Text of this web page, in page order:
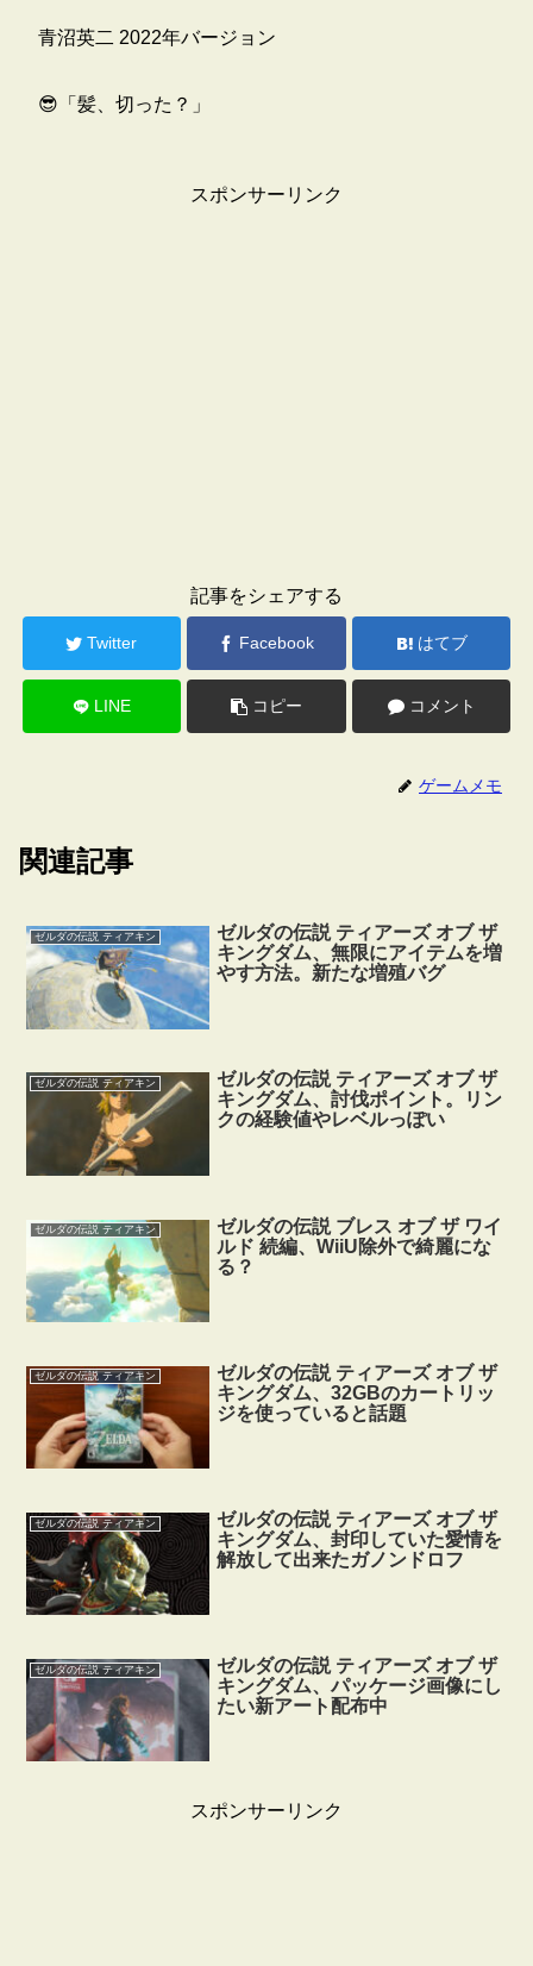
青沼英二 2022年バージョン
😎「髪、切った？」
スポンサーリンク
記事をシェアする
Twitter Facebook はてブ
LINE コピー コメント
ゲームメモ
関連記事
ゼルダの伝説 ティアキン
ゼルダの伝説 ティアーズ オブ ザ
キングダム、無限にアイテムを増
やす方法。新たな増殖バグ
ゼルダの伝説 ティアキン
ゼルダの伝説 ティアーズ オブ ザ
キングダム、討伐ポイント。リン
クの経験値やレベルっぽい
ゼルダの伝説 ティアキン
ゼルダの伝説 ブレス オブ ザ ワイ
ルド 続編、WiiU除外で綺麗にな
る？
ゼルダの伝説 ティアキン
ゼルダの伝説 ティアーズ オブ ザ
キングダム、32GBのカートリッ
ジを使っていると話題
ゼルダの伝説 ティアキン
ゼルダの伝説 ティアーズ オブ ザ
キングダム、封印していた愛情を
解放して出来たガノンドロフ
ゼルダの伝説 ティアキン
ゼルダの伝説 ティアーズ オブ ザ
キングダム、パッケージ画像にし
たい新アート配布中
スポンサーリンク